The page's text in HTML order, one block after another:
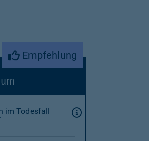
Empfehlung
im Todesfall